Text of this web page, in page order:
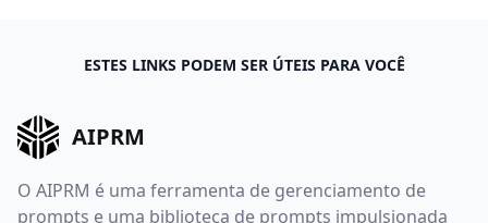
ESTES LINKS PODEM SER ÚTEIS PARA VOCÊ
AIPRM
O AIPRM é uma ferramenta de gerenciamento de
prompts e uma biblioteca de prompts impulsionada